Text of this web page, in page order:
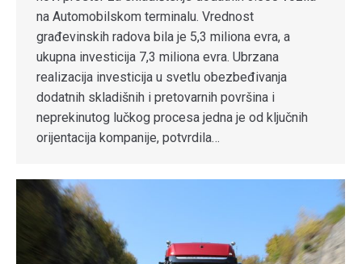
na Automobilskom terminalu. Vrednost
građevinskih radova bila je 5,3 miliona evra, a
ukupna investicija 7,3 miliona evra. Ubrzana
realizacija investicija u svetlu obezbeđivanja
dodatnih skladišnih i pretovarnih površina i
neprekinutog lučkog procesa jedna je od ključnih
orijentacija kompanije, potvrdila…